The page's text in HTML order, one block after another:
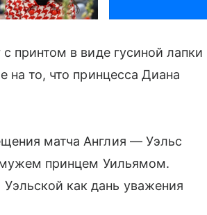
принтом в виде гусиной лапки
на то, что принцесса Диана
матча Англия — Уэльс
принцем Уильямом.
как дань уважения